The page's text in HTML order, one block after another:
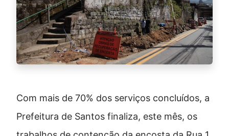
Com mais de 70% dos serviços concluídos, a
Prefeitura de Santos finaliza, este mês, os